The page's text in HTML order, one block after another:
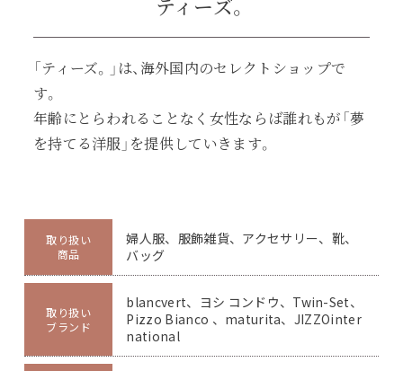
ティーズ。
「ティーズ。」は、海外国内のセレクトショップで
す。
年齢にとらわれることなく女性ならば誰れもが「夢
を持てる洋服」を提供していきます。
取り扱い
商品
婦人服、服飾雑貨、アクセサリー、靴、
バッグ
取り扱い
ブランド
blancvert、ヨシ コンドウ、Twin-Set、
Pizzo Bianco 、maturita、JIZZOinter
national